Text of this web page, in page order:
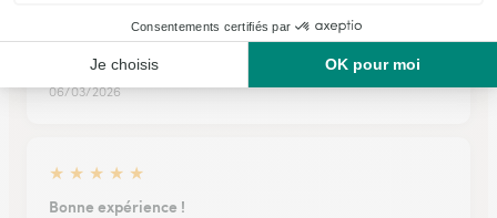
Pratique et efficace
06/03/2026
★ ★ ★ ★ ★
Bonne expérience !